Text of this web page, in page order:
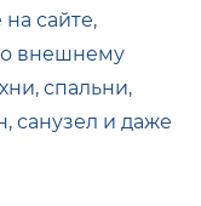
сайте,
внешнему
спальни,
санузел и даже